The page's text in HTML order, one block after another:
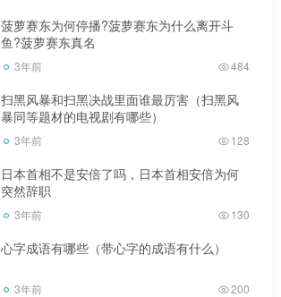
菠萝赛东为何停播?菠萝赛东为什么离开斗
鱼?菠萝赛东真名
3年前 484
扫黑风暴和扫黑决战里面谁最厉害（扫黑风
暴同等题材的电视剧有哪些）
3年前 128
日本首相不是安倍了吗，日本首相安倍为何
突然辞职
3年前 130
心字成语有哪些（带心字的成语有什么）
3年前 200